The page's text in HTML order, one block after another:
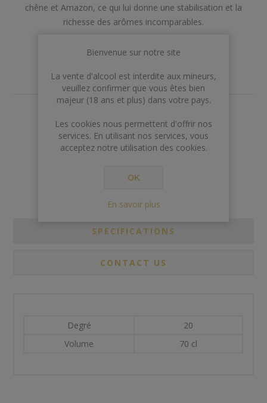
chêne et Amazon, ce qui lui donne une stabilisation et la
richesse des arômes incomparables.
€20,00
AJOUTER AU PANIER
SPECIFICATIONS
CONTACT US
Degré
20
Volume
70 cl
Bienvenue sur notre site
La vente d'alcool est interdite aux mineurs,
veuillez confirmer que vous êtes bien
majeur (18 ans et plus) dans votre pays.
Les cookies nous permettent d'offrir nos
services. En utilisant nos services, vous
acceptez notre utilisation des cookies.
OK
En savoir plus